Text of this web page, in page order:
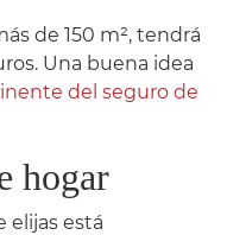
de 150 m², tendrá
Una buena idea
del seguro de
hogar
elijas está